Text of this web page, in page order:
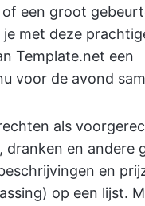
een groot
met deze
Template.net een
voor de avond
als
en andere
en
op een lijst.